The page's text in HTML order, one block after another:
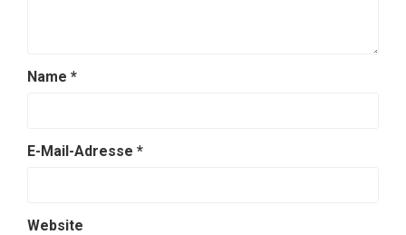
Name *
E-Mail-Adresse *
Website